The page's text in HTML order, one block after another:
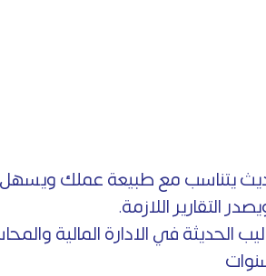
يتناسب مع طبيعة عملك ويسهل
التقارير اللازمة.
الحديثة في الادارة المالية